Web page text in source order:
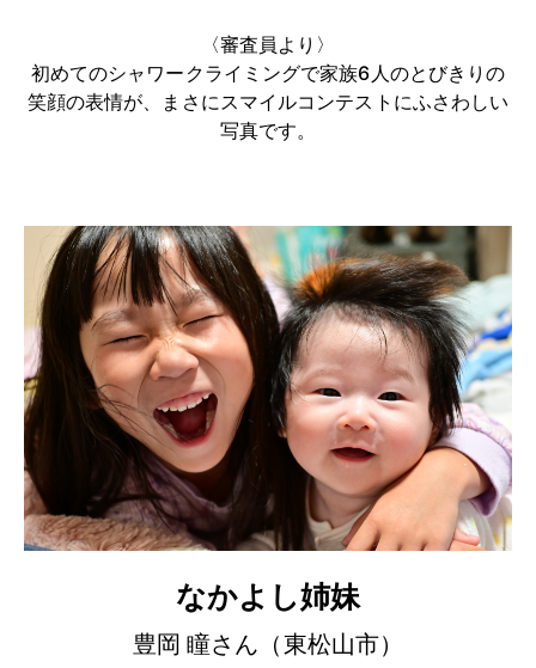
〈審査員より〉
初めてのシャワークライミングで家族6人のとびきりの
笑顔の表情が、まさにスマイルコンテストにふさわしい
写真です。
なかよし姉妹
豊岡 瞳さん（東松山市）